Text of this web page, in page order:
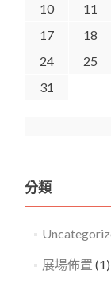
10
11
17
18
24
25
31
分類
展場佈置 (1)